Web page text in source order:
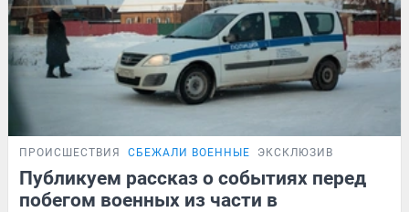
ПРОИСШЕСТВИЯ СБЕЖАЛИ ВОЕННЫЕ ЭКСКЛЮЗИВ
Публикуем рассказ о событиях перед
побегом военных из части в